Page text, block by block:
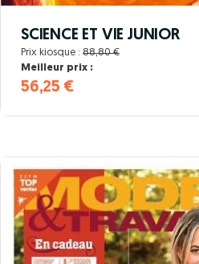
SCIENCE ET VIE JUNIOR
Prix kiosque : 88,80 €
Meilleur prix :
56,25 €